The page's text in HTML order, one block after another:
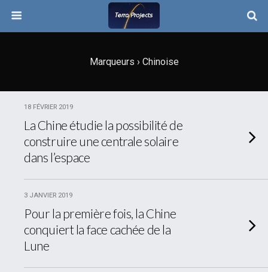
Marqueurs › Chinoise
18 FÉVRIER 2019
La Chine étudie la possibilité de
construire une centrale solaire
dans l’espace
3 JANVIER 2019
Pour la première fois, la Chine
conquiert la face cachée de la
Lune